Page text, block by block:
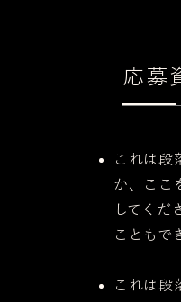
応募
これは段
か、ここ
してくだ
こともで
これは段